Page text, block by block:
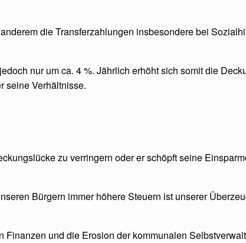
die Transferzahlungen insbesondere bei
nur um ca. 4 %. Jährlich erhöht sich somit die
seine Verhältnisse.
zu verringern oder er schöpft seine
Bürgern immer höhere Steuern ist unserer
und die Erosion der kommunalen